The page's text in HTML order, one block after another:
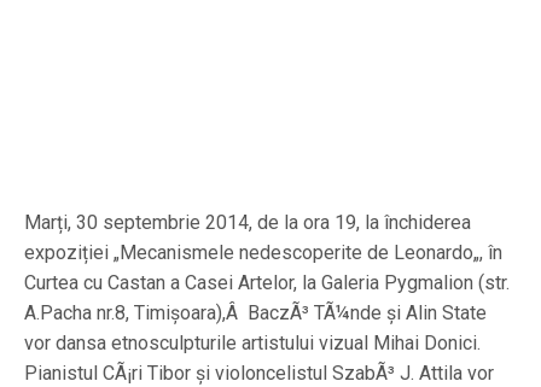
Marți, 30 septembrie 2014, de la ora 19, la închiderea
expoziției „Mecanismele nedescoperite de Leonardo„, în
Curtea cu Castan a Casei Artelor, la Galeria Pygmalion (str.
A.Pacha nr.8, Timișoara),Â BaczÃ³ TÃ¼nde și Alin State
vor dansa etnosculpturile artistului vizual Mihai Donici.
Pianistul CÃ¡ri Tibor și violoncelistul SzabÃ³ J. Attila vor